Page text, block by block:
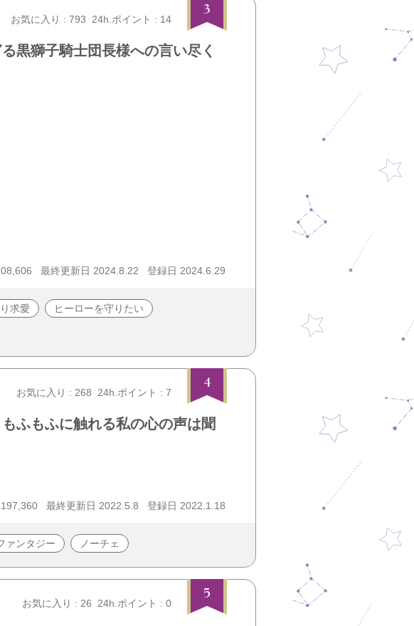
3
お気に入り : 793 24h.ポイント : 14
黒獅子騎士団長様への言い尽く
最終更新日 2024.8.22 登録日 2024.6.29
求愛 ヒーローを守りたい
4
お気に入り : 268 24h.ポイント : 7
ふもふに触れる私の心の声は聞
最終更新日 2022.5.8 登録日 2022.1.18
ァンタジー ノーチェ
5
お気に入り : 26 24h.ポイント : 0